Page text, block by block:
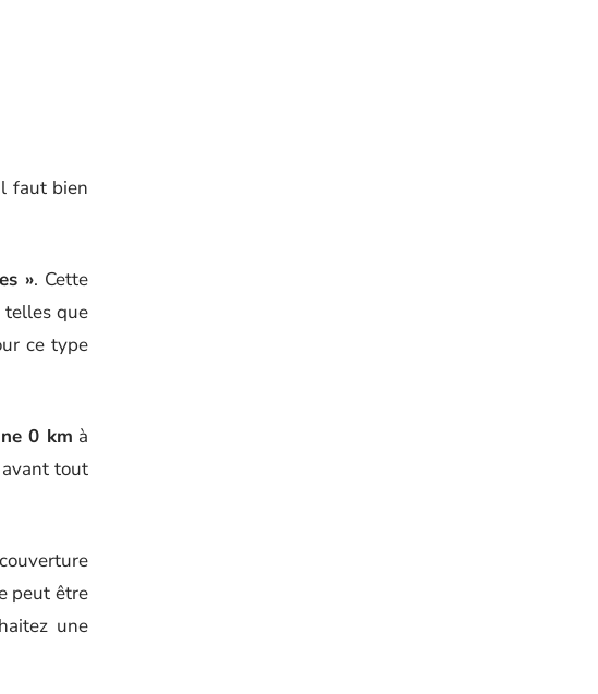
faut bien
». Cette
telles que
ce type
0 km à
tout
peut être
une